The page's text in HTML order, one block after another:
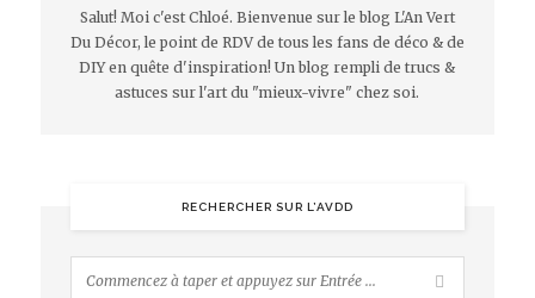
Salut! Moi c'est Chloé. Bienvenue sur le blog L'An Vert
Du Décor, le point de RDV de tous les fans de déco & de
DIY en quête d'inspiration! Un blog rempli de trucs &
astuces sur l'art du "mieux-vivre" chez soi.
RECHERCHER SUR L’AVDD